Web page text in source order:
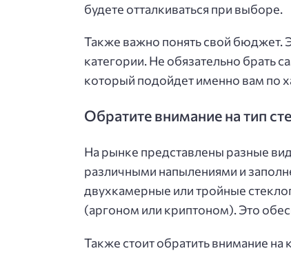
будете отталкиваться при выборе.
Также важно понять свой бюджет.
категории. Не обязательно брать
который подойдет именно вам по
Обратите внимание на тип
На рынке представлены разные
различными напылениями и
двухкамерные или тройные
(аргоном или криптоном). Это
Также стоит обратить внимание